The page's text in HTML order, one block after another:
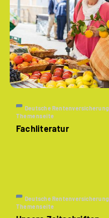
Deutsche Rentenversicherung
Themenseite
Fachliteratur
Deutsche Rentenversicherung
Themenseite